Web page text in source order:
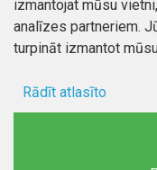
aizsargātas
izmantojat mūsu
analīzes partneriem.
turpināt izmantot
Rādīt atlasīto